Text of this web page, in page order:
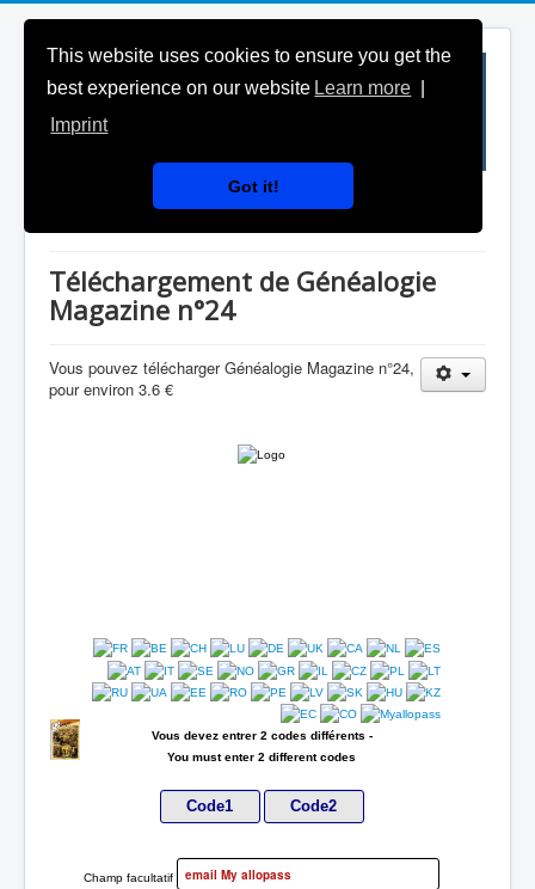
This website uses cookies to ensure you get the
best experience on our website Learn more
Imprint
Got it!
Téléchargement
Téléchargement de Généalogie
Magazine n°24
Vous pouvez télécharger Généalogie Magazine n°24,
pour environ 3.6 €
Vous devez entrer 2 codes différents -
You must enter 2 different codes
Champ facultatif